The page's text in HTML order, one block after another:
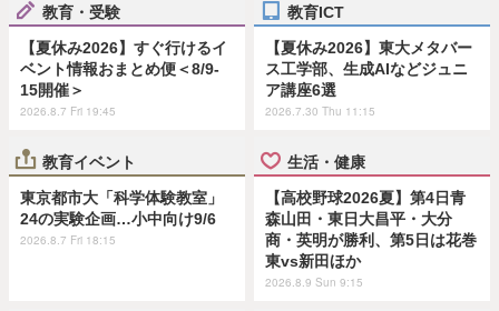
教育・受験
【夏休み2026】すぐ行けるイ
ベント情報おまとめ便＜8/9-
15開催＞
2026.8.7 Fri 19:45
教育ICT
【夏休み2026】東大メタバー
ス工学部、生成AIなどジュニ
ア講座6選
2026.7.30 Thu 11:15
教育イベント
東京都市大「科学体験教室」
24の実験企画…小中向け9/6
2026.8.7 Fri 18:15
生活・健康
【高校野球2026夏】第4日青
森山田・東日大昌平・大分
商・英明が勝利、第5日は花巻
東vs新田ほか
2026.8.9 Sun 9:15